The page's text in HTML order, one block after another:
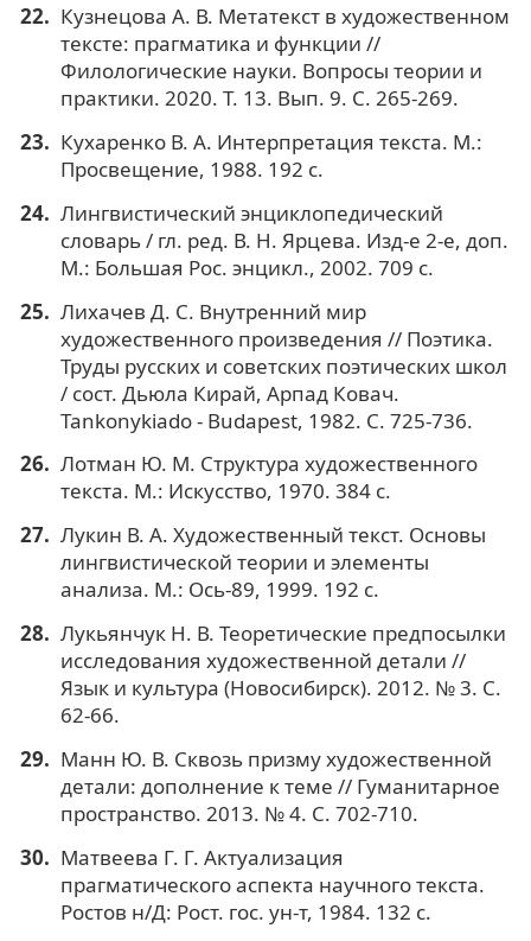
Кузнецова А. В. Метатекст в художественном
тексте: прагматика и функции //
Филологические науки. Вопросы теории и
практики. 2020. Т. 13. Вып. 9. С. 265-269.
Кухаренко В. А. Интерпретация текста. М.:
Просвещение, 1988. 192 с.
Лингвистический энциклопедический
словарь / гл. ред. В. Н. Ярцева. Изд-е 2-е, доп.
М.: Большая Рос. энцикл., 2002. 709 с.
Лихачев Д. С. Внутренний мир
художественного произведения // Поэтика.
Труды русских и советских поэтических школ
/ сост. Дьюла Кирай, Арпад Ковач.
Tankonykiado - Budapest, 1982. С. 725-736.
Лотман Ю. М. Структура художественного
текста. М.: Искусство, 1970. 384 с.
Лукин В. А. Художественный текст. Основы
лингвистической теории и элементы
анализа. М.: Ось-89, 1999. 192 с.
Лукьянчук Н. В. Теоретические предпосылки
исследования художественной детали //
Язык и культура (Новосибирск). 2012. № 3. С.
62-66.
Манн Ю. В. Сквозь призму художественной
детали: дополнение к теме // Гуманитарное
пространство. 2013. № 4. С. 702-710.
Матвеева Г. Г. Актуализация
прагматического аспекта научного текста.
Ростов н/Д: Рост. гос. ун-т, 1984. 132 с.